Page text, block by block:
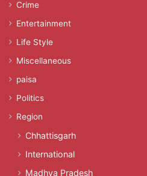
Crime
Entertainment
Life Style
Miscellaneous
paisa
Politics
Region
Chhattisgarh
International
Madhya Pradesh